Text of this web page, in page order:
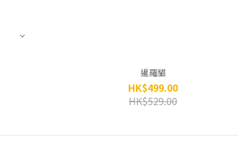
暹羅貓
HK$499.00
HK$529.00